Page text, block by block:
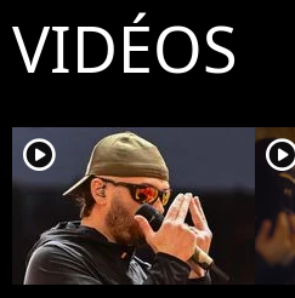
VIDÉOS
player2